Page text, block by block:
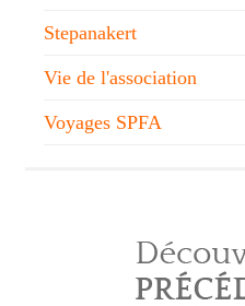
Stepanakert
Vie de l'association
Voyages SPFA